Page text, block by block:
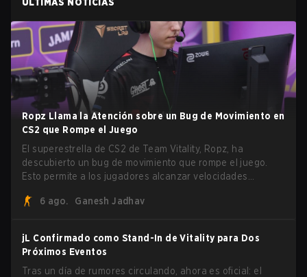
Ropz Llama la Atención sobre un Bug de Movimiento en
CS2 que Rompe el Juego
El superestrella de CS2 de Team Vitality, Ropz, ha
descubierto un bug de movimiento que rompe el juego.
Esto permite a los jugadores alcanzar velocidades
6 ago.
Ganesh Jadhav
jL Confirmado como Stand-In de Vitality para Dos
Próximos Eventos
Tras un día de rumores circulando, ahora es oficial: el